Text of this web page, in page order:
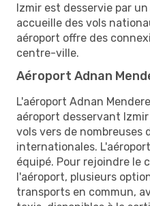
Izmir est desservie par
accueille des vols
aéroport offre des
centre-ville.
Aéroport Adnan
L'aéroport Adnan
aéroport desservant
vols vers de
internationales.
équipé. Pour rejoindre le
l'aéroport, plusieurs
transports en commun,